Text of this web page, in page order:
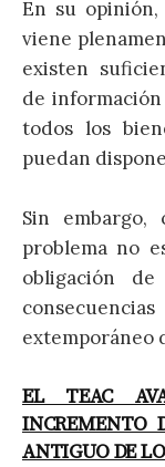
En su
viene
existen
de
todos los
puedan
Sin
problema no
obligación
extemporáneo
EL TEAC
INCREMENTO
ANTIGUO DE